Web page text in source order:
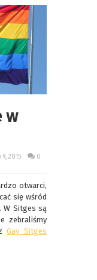
w
9, 2015
0
otwarci,
się wśród
W Sitges są
zebraliśmy
Gay Sitges